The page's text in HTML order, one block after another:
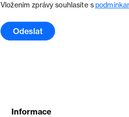
Vložením zprávy souhlasíte s
Odeslat
Informace